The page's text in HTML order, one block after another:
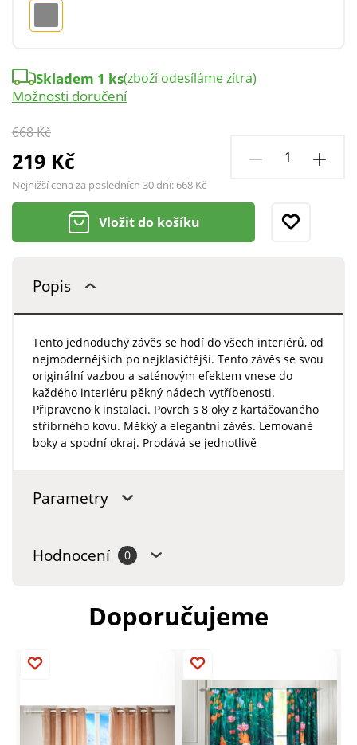
668 Kč
219 Kč
Nejnižší cena za posledních 30 dní: 668 Kč
Skladem 1 ks(zboží odesíláme zítra)
Možnosti doručení
Vložit do košíku
Popis
Tento jednoduchý závěs se hodí do všech interiérů, od
nejmodernějších po nejklasičtější. Tento závěs se svou
originální vazbou a saténovým efektem vnese do
každého interiéru pěkný nádech vytříbenosti.
Připraveno k instalaci. Povrch s 8 oky z kartáčovaného
stříbrného kovu. Měkký a elegantní závěs. Lemované
boky a spodní okraj. Prodává se jednotlivě
Parametry
Hodnocení 0
Doporučujeme